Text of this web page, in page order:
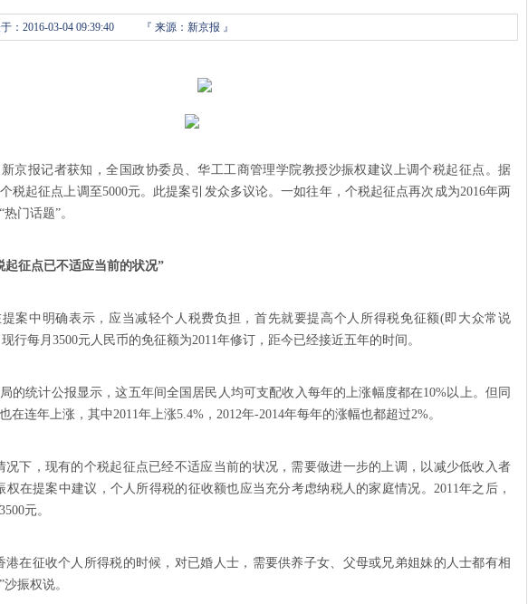
：2016-03-04 09:39:40 『 来源：新京报 』
报记者获知，全国政协委员、华工工商管理学院教授沙振权建议上调个税起征点。据
税起征点上调至5000元。此提案引发众多议论。一如往年，个税起征点再次成为2016年两
门话题”。
征点已不适应当前的状况”
中明确表示，应当减轻个人税费负担，首先就要提高个人所得税免征额(即大众常说
行每月3500元人民币的免征额为2011年修订，距今已经接近五年的时间。
统计公报显示，这五年间全国居民人均可支配收入每年的上涨幅度都在10%以上。但同
在连年上涨，其中2011年上涨5.4%，2012年-2014年每年的涨幅也都超过2%。
下，现有的个税起征点已经不适应当前的状况，需要做进一步的上调，以减少低收入者
权在提案中建议，个人所得税的征收额也应当充分考虑纳税人的家庭情况。2011年之后，
元。
在征收个人所得税的时候，对已婚人士，需要供养子女、父母或兄弟姐妹的人士都有相
振权说。